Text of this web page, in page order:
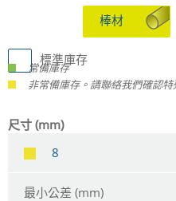
棒材
標準庫存
常備庫存
非常備庫存。請聯絡我們確認
尺寸 (mm)
8
最小公差 (mm)